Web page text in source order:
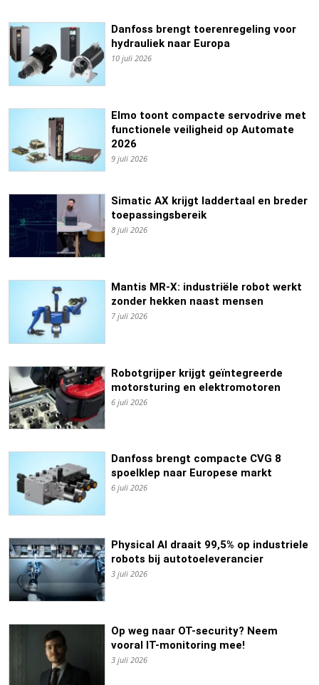
Danfoss brengt toerenregeling voor
hydrauliek naar Europa
10 juli 2026
Elmo toont compacte servodrive met
functionele veiligheid op Automate
2026
9 juli 2026
Simatic AX krijgt laddertaal en breder
toepassingsbereik
8 juli 2026
Mantis MR-X: industriële robot werkt
zonder hekken naast mensen
7 juli 2026
Robotgrijper krijgt geïntegreerde
motorsturing en elektromotoren
6 juli 2026
Danfoss brengt compacte CVG 8
spoelklep naar Europese markt
6 juli 2026
Physical AI draait 99,5% op industriele
robots bij autotoeleverancier
3 juli 2026
Op weg naar OT-security? Neem
vooral IT-monitoring mee!
3 juli 2026